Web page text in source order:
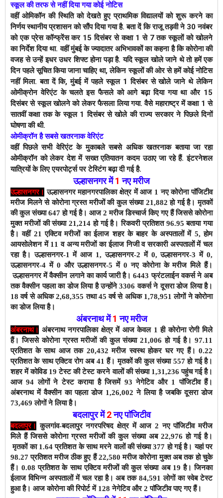
स्कूल की तरफ से नहीं दिया गया कोई नोटिस
वहीं ओमिकॉन की स्थिति को देखते हुए प्राथमिक विद्यालयों को शुरू करने का
निर्णय स्थानीय प्रशासन को सौंप दिया गया है. बता दें कि राजू तड़वी ने 30 नवंबर
को एक प्रेस कॉन्फ्रेंस कर 15 दिसंबर से कक्षा 1 से 7 तक स्कूलों को खोलने
का निर्देश दिया था. वहीं मुंबई के ज्यादातर अभिभावकों का कहना है कि कोरोना की
वजह से उन्हें इधर उधर शिफ्ट होना पड़ा है. यदि स्कूल खोले जाने थे तो हमें एक
दिन पहले सूचित किया जाना चाहिए था, लेकिन स्कूलों की ओर से हमें कोई नोटिस
नहीं मिला.बता दें कि, मुंबई में पहले स्कूल 1 दिसंबर से खोले जाने थे लेकिन
ओमीक्रोन वेरिएंट के चलते इस फैसले को आगे बढ़ा दिया गया था और 15
दिसंबर से स्कूल खोलने को लेकर फैसला लिया गया. वैसे महाराष्ट्र में कक्षा 1 से
सातवीं कक्षा तक के स्कूल 1 दिसंबर से खोले की राज्य सरकार ने पिछले दिनों
घोषणा की थी.
ओमीक्रॉन है सबसे खतरनाक वेरिएंट
वहीं पिछले सभी वेरिएंट के मुकाबले सबसे अधिक खतरनाक बताया जा रहा
ओमीक्रॉन को लेकर देश में सख्त एतियातन कदम उठाए जा रहे हैं. इंटरनेशल
यात्रियों के लिए एयरपोर्ट्स पर टेस्टिंग बढ़ा दी गई है.
उल्हासनगर में1 नए मरीज
उल्हासनगर। उल्हासनगर महानगरपालिका क्षेत्र में आज 1 नए कोरोना पाॅजिटीव
मरीज मिलने से कोरोना ग्रस्त मरीजों की कुल संख्या 21,882 हो गई है।मृतकों
की कुल संख्या 647 हो गई है। आज 2 मरीज डिस्चार्ज किए गए हैं जिससे कोरोना
मुक्त मरीजों की संख्या 21,214 हो गई है। रिकवरी प्रतिशत 96.95 बताया गया
है। वहीं 21 एक्टिव मरीजों का ईलाज शहर के बाहर के अस्पतालों में 5, होम
आयसोलेशन में 11 व अन्य मरीजों का ईलाज निजी व सरकारी अस्पतालों में चल
रहा है।उल्हासनगर-1 में आज 1, उल्हासनगर-2 में 0, उल्हासनगर-3 में 0,
उल्हासनगर-4 में 0 और उल्हासनगर-5 में 0 नए कोरोना के मरीज मिले हैं।
उल्हासनगर में वैक्सीन लगाने का कार्य जारी है।6443फ्रंटलाईन वकर्स ने अब
तक वैक्सीन पहला का डोज लिया है उन्होंने 3306 वकर्स ने दूसरा डोज लिया है।
18 वर्ष से अधिक 2,68,355 तथा 45 वर्ष से अधिक 1,78,951 लोगों ने कोरोना
का डोज लिया है।
अंबरनाथ में1 नएमरीज
अंबरनाथ। अंबरनाथ नगरपालिका क्षेत्र में आज केवल 1 ही कोरोना रोगी मिले
हैं। जिससे कोरोना ग्रस्त मरीजों की कुल संख्या 21,006 हो गई है। 97.11
प्रतिशत के साथ आज तक 20,432 मरीज स्वस्थ होकर घर गए हैं। 0.22
प्रतिशत के साथ एक्टिव रोग अब 41 हैं। मृतकों की कुल संख्या 557 हो गई है।
शहर में कोविड 19 टेस्ट की टेस्ट करने वालों की संख्या 1,31,236 पहुंच गई है।
आज 94 लोगों ने टेस्ट कराया है जिसमें 93 नेगेटिव और 1 पाॅजिटीव हैं।
अंबरनाथ में वैक्सीन का पहला डोज 1,26,002 ने लिया है जबकि दूसरा डोज
73,469लोगों ने लिया है।
बदलापुर में2नए पाॅजिटीव
बदलापुर। कुलगांव-बदलापुर नगरपरिषद क्षेत्र में आज 2 नए पाॅजिटीव मरीज
मिले हैं जिससे कोरोना ग्रस्त मरीजों की कुल संख्या अब 22,976 हो गई है।
मृतकों का 1.64 प्रतिशत के साथमरने वालों की संख्या 377 हो गई है। यहां पर
98.27 प्रतिशत मरीज ठीक हुए हैं 22,580 मरीज कोरोना मुक्त अब तक हो चुके
हैं। 0.08 प्रतिशत के साथ एक्टिव मरीजों की कुल संख्या अब 19 है। जिनका
ईलाज विभिन्न अस्पतालों में चल रहा है। अब तक 84,591 लोगों का स्वेब टेस्ट
हुआ है। आज कोरोना की रिपोर्ट में 128 नेगेटिव और 2 पाॅजिटीव पाए गए हैं।